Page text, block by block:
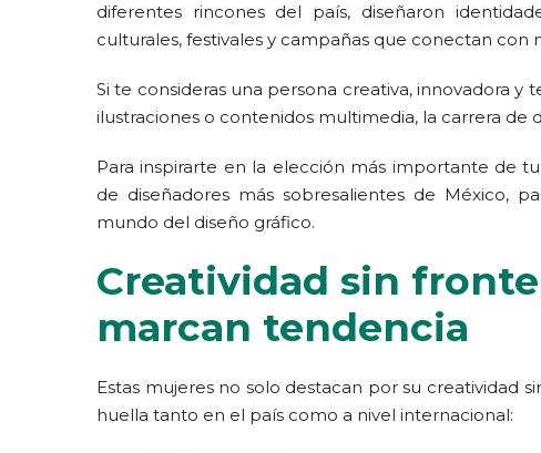
diferentes rincones del país, diseñaron
culturales, festivales y campañas que conectan con
Si te consideras una persona creativa, innovadora y
ilustraciones o contenidos multimedia, la carrera de
Para inspirarte en la elección más importante de
de diseñadores más sobresalientes de México,
mundo del diseño gráfico.
Creatividad sin
marcan tendencia
Estas mujeres no solo destacan por su creatividad
huella tanto en el país como a nivel internacional: